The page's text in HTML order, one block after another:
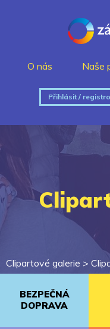
O nás Naše
Přihlásit /
Clipartové galerie >
BEZPEČNÁ
DOPRAVA